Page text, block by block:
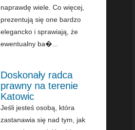
naprawdę wiele. Co więcej,
prezentują się one bardzo
elegancko i sprawiają, że
ewentualny ba�...
Doskonały radca
prawny na terenie
Katowic
Jeśli jesteś osobą, która
zastanawia się nad tym, jak